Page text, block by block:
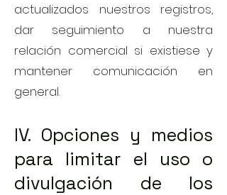
actualizados nuestros registros,
dar seguimiento a nuestra
relación comercial si existiese y
mantener comunicación en
general.
IV. Opciones y medios
para limitar el uso o
divulgación de los